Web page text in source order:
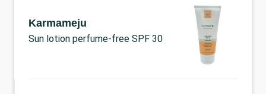
Karmameju
Sun lotion perfume-free SPF 30